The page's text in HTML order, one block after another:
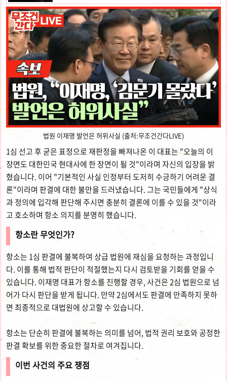
법원 이재명 발언은 허위사실 (출처:무조건간다LIVE)
1심 선고 후 굳은 표정으로 재판정을 빠져나온 이 대표는 "오늘의 이
장면도 대한민국 현대사에 한 장면이 될 것"이라며 자신의 입장을 밝
혔습니다. 이어 "기본적인 사실 인정부터 도저히 수긍하기 어려운 결
론"이라며 판결에 대한 불만을 드러냈습니다. 그는 국민들에게 "상식
과 정의에 입각해 판단해 주시면 충분히 결론에 이를 수 있을 것"이라
고 호소하며 항소 의지를 분명히 했습니다.
항소란 무엇인가?
항소는 1심 판결에 불복하여 상급 법원에 재심을 요청하는 과정입니
다. 이를 통해 법적 판단이 적절했는지 다시 검토받을 기회를 얻을 수
있습니다. 이재명 대표가 항소를 진행할 경우, 사건은 2심 법원으로 넘
어가 다시 판단을 받게 됩니다. 만약 2심에서도 판결에 만족하지 못하
면 최종적으로 대법원에 상고할 수 있습니다.
항소는 단순히 판결에 불복하는 의미를 넘어, 법적 권리 보호와 공정한
판결 확보를 위한 중요한 절차로 여겨집니다.
이번 사건의 주요 쟁점